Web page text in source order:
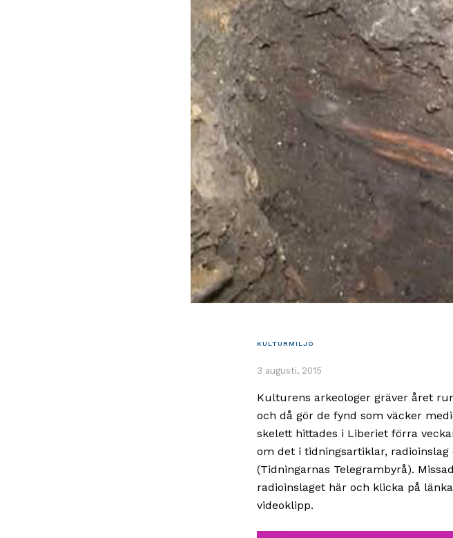
KULTURMILJÖ
3 augusti, 2015
Kulturens arkeologer gräver året
och då gör de fynd som väcker
skelett hittades i Liberiet förra
om det i tidningsartiklar,
(Tidningarnas Telegrambyrå).
radioinslaget här och klicka på
videoklipp.